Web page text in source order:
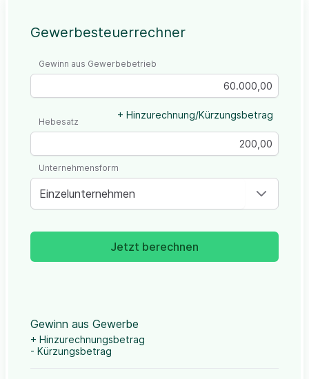
Gewerbesteuerrechner
Gewinn aus Gewerbebetrieb
+ Hinzurechnung/Kürzungsbetrag
Hebesatz
Einzelunternehmen
Unternehmensform
Jetzt berechnen
Gewinn aus Gewerbe
+ Hinzurechnungsbetrag
- Kürzungsbetrag